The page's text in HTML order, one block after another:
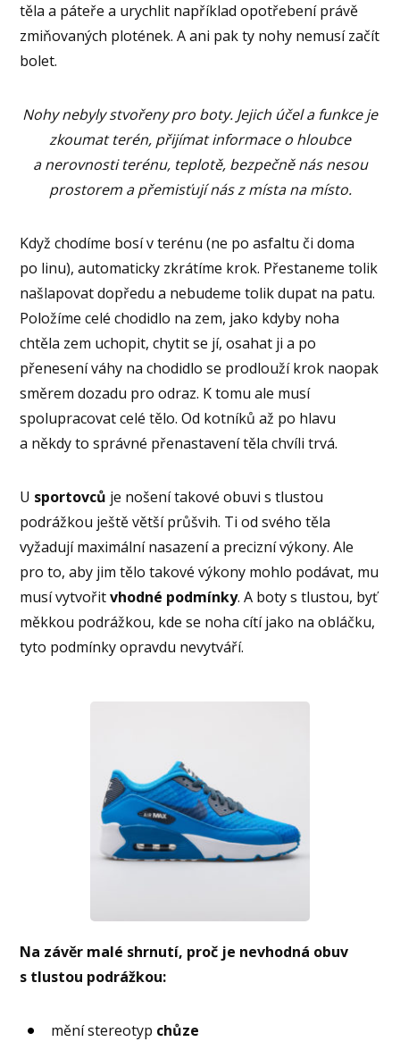
těla a páteře a urychlit například opotřebení právě
zmiňovaných plotének. A ani pak ty nohy nemusí začít
bolet.
Nohy nebyly stvořeny pro boty. Jejich účel a funkce je
zkoumat terén, přijímat informace o hloubce
a nerovnosti terénu, teplotě, bezpečně nás nesou
prostorem a přemisťují nás z místa na místo.
Když chodíme bosí v terénu (ne po asfaltu či doma
po linu), automaticky zkrátíme krok. Přestaneme tolik
našlapovat dopředu a nebudeme tolik dupat na patu.
Položíme celé chodidlo na zem, jako kdyby noha
chtěla zem uchopit, chytit se jí, osahat ji a po
přenesení váhy na chodidlo se prodlouží krok naopak
směrem dozadu pro odraz. K tomu ale musí
spolupracovat celé tělo. Od kotníků až po hlavu
a někdy to správné přenastavení těla chvíli trvá.
U sportovců je nošení takové obuvi s tlustou
podrážkou ještě větší průšvih. Ti od svého těla
vyžadují maximální nasazení a precizní výkony. Ale
pro to, aby jim tělo takové výkony mohlo podávat, mu
musí vytvořitvhodné podmínky. A boty s tlustou, byť
měkkou podrážkou, kde se noha cítí jako na obláčku,
tyto podmínky opravdu nevytváří.
Na závěr malé shrnutí, proč je nevhodná obuv
s tlustou podrážkou:
mění stereotyp chůze